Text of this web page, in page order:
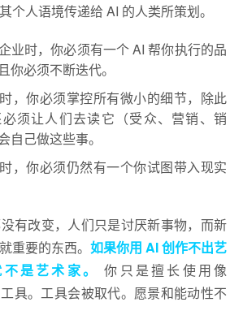
个人语境传递给 AI 的人类所策划。
业时，你必须有一个 AI 帮你执行的品
你必须不断迭代。
，你必须掌控所有微小的细节，除此
须让人们去读它（受众、营销、销
自己做这些事。
，你必须仍然有一个你试图带入现实
有改变，人们只是讨厌新事物，而新
重要的东西。 如果你用 AI 创作不出艺
是艺术家。
你只是擅长使用像
具。工具会被取代。愿景和能动性不